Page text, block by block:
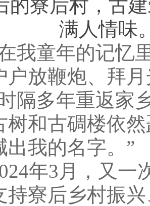
的寮后村，古
满人情味
童年的记忆里
户放鞭炮、拜
隔多年重返家
树和古碉楼依
出我的名字。”
年3月，又一次
持寮后乡村振